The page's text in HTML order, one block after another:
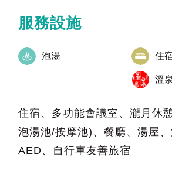
服務設施
泡湯 住
溫
住宿、多功能會議室、瀧月休
泡湯池/按摩池)、餐廳、湯屋、
AED、自行車友善旅宿